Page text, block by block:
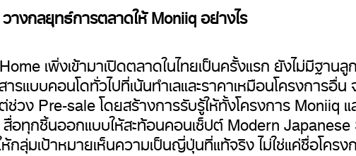
างกลยุทธ์การตลาดให้ Moniiq อย่างไร
เพิ่งเข้ามาเปิดตลาดในไทยเป็นครั้งแรก ยังไม่มีฐาน
ารแบบคอนโดทั่วไปที่เน้นทำเลและราคาเหมือนโครงการ
ช่วง Pre-sale โดยสร้างการรับรู้ให้ทั้งโครงการ Moniiq
อทุกชิ้นออกแบบให้สะท้อนคอนเซ็ปต์ Modern
กลุ่มเป้าหมายเห็นความเป็นญี่ปุ่นที่แท้จริง ไม่ใช่แค่ชื่อโค